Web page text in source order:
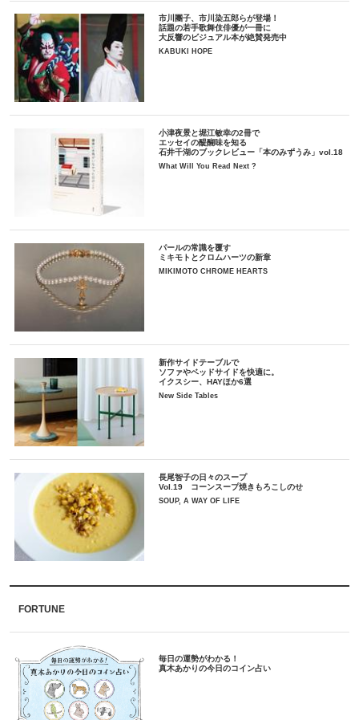
市川團子、市川染五郎らが登場！
話題の若手歌舞伎俳優が一冊に
大反響のビジュアル本が絶賛発売中
KABUKI HOPE
小津夜景と堀江敏幸の2冊で
エッセイの醍醐味を知る
石井千湖のブックレビュー「本のみずうみ」vol.18
What Will You Read Next ?
パールの常識を覆す
ミキモトとクロムハーツの新章
MIKIMOTO CHROME HEARTS
新作サイドテーブルで
ソファやベッドサイドを快適に。
イクスシー、HAYほか6選
New Side Tables
長尾智子の日々のスープ
Vol.19 コーンスープ焼きもろこしのせ
SOUP, A WAY OF LIFE
FORTUNE
毎日の運勢がわかる！